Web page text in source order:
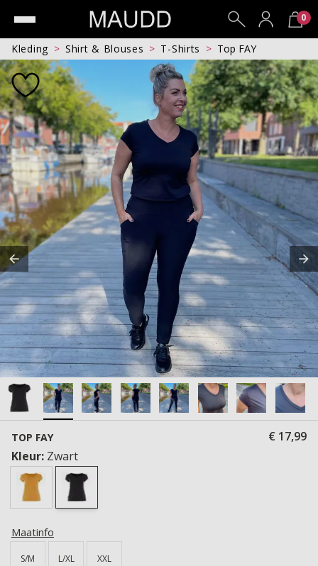
0
Kleding Shirt & Blouses T-Shirts Top FAY
TOP FAY
€ 17,99
Kleur: Zwart
Maatinfo
S/M L/XL XXL